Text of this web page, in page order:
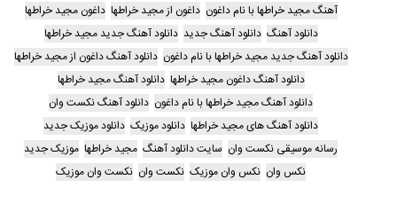
آهنگ مجید خراطها با نام داغون داغون از مجید خراطها داغون مجید خراطها
دانلود آهنگ دانلود آهنگ جدید دانلود آهنگ جدید مجید خراطها
دانلود آهنگ جدید مجید خراطها با نام داغون دانلود آهنگ داغون از مجید خراطها
دانلود آهنگ داغون مجید خراطها دانلود آهنگ مجید خراطها
دانلود آهنگ مجید خراطها با نام داغون دانلود آهنگ نکست وان
دانلود آهنگ های مجید خراطها دانلود موزیک دانلود موزیک جدید
رسانه موسیقی نکست وان سایت دانلود آهنگ مجید خراطها موزیک جدید
نکس وان نکس وان موزیک نکست وان نکست وان موزیک